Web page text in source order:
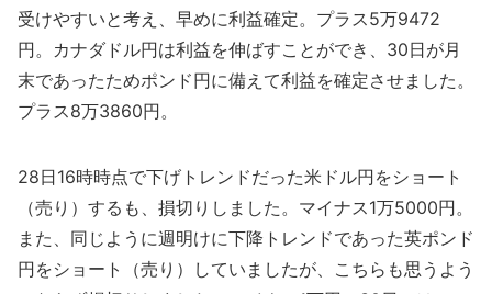
受けやすいと考え、早めに利益確定。プラス5万9472
円。カナダドル円は利益を伸ばすことができ、30日が月
末であったためポンド円に備えて利益を確定させました。
プラス8万3860円。
28日16時時点で下げトレンドだった米ドル円をショート
（売り）するも、損切りしました。マイナス1万5000円。
また、同じように週明けに下降トレンドであった英ポンド
円をショート（売り）していましたが、こちらも思うよう